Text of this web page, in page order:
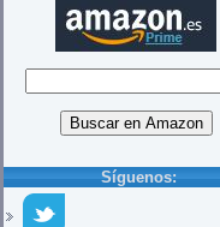
Síguenos: